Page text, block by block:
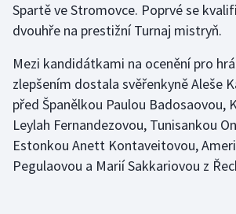
Ragby
Rychlostní kanoistika
Short track
Sportovní střelba
Spartě ve Stromovce. Poprvé se
dvouhře na prestižní Turnaj mistryň.
Mezi kandidátkami na ocenění pro
zlepšením dostala svěřenkyně Aleše
před Španělkou Paulou Badosaovou,
Leylah Fernandezovou, Tunisankou
Estonkou Anett Kontaveitovou,
Pegulaovou a Marií Sakkariovou z